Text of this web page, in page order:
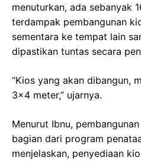
menuturkan, ada sebanyak
terdampak pembangunan
sementara ke tempat lain
dipastikan tuntas secara
“Kios yang akan dibangun,
3×4 meter,” ujarnya.
Menurut Ibnu,
bagian dari program
menjelaskan, penyediaan